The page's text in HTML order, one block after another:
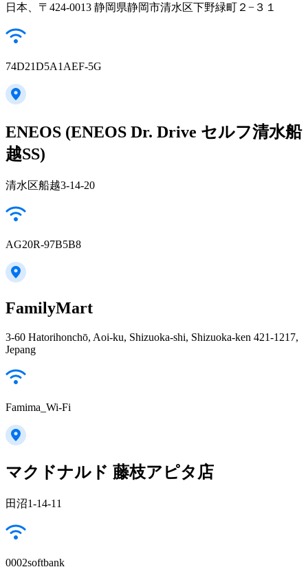
日本、〒424-0013 静岡県静岡市清水区下野緑町２−３１
74D21D5A1AEF-5G
ENEOS (ENEOS Dr. Drive セルフ清水船
越SS)
清水区船越3-14-20
AG20R-97B5B8
FamilyMart
3-60 Hatorihonchō, Aoi-ku, Shizuoka-shi, Shizuoka-ken 421-1217,
Jepang
Famima_Wi-Fi
マクドナルド 藤枝アピタ店
田沼1-14-11
0002softbank